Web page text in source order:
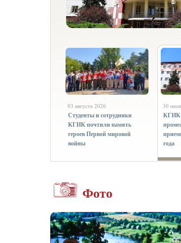
03 августа 2026
Студенты и сотрудники
КГИК почтили память
героев Первой мировой
войны
30
КГИК
года
Фото